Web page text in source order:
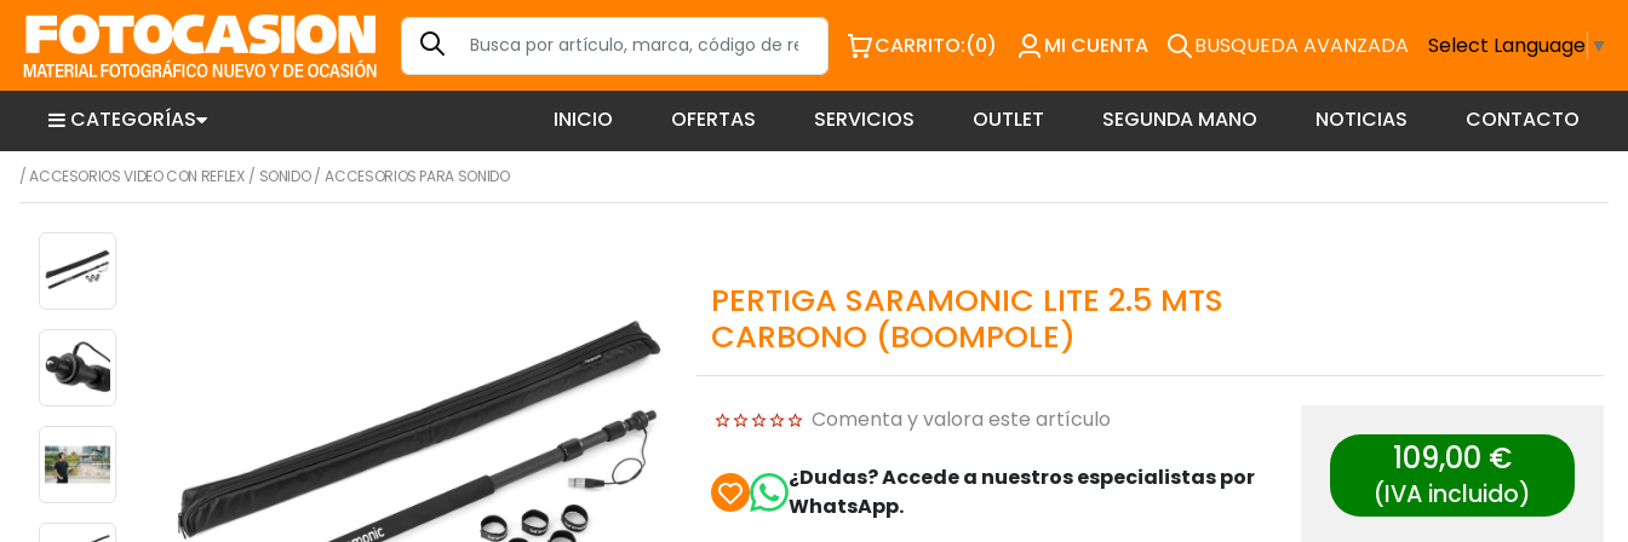
CARRITO:(0) MI CUENTA BUSQUEDA AVANZADA Select Language ▼
CATEGORÍAS INICIO OFERTAS SERVICIOS OUTLET SEGUNDA MANO NOTICIAS CONTACTO
/ACCESORIOS VIDEO CON REFLEX/ SONIDO/ACCESORIOS PARA SONIDO
PERTIGA SARAMONIC LITE 2.5 MTS
CARBONO (BOOMPOLE)
Comenta y valora este artículo
¿Dudas? Accede a nuestros especialistas por
WhatsApp.
109,00 €
(IVA incluido)